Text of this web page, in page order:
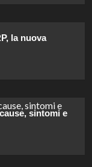
la nuova
sintomi e